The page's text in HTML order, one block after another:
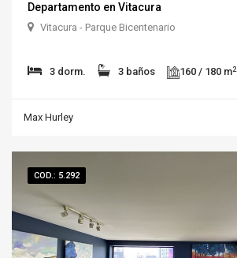
Departamento en Vitacura
Vitacura - Parque Bicentenario
3 dorm. 3 baños 160 / 180 m2
Max Hurley
COD.: 5.292